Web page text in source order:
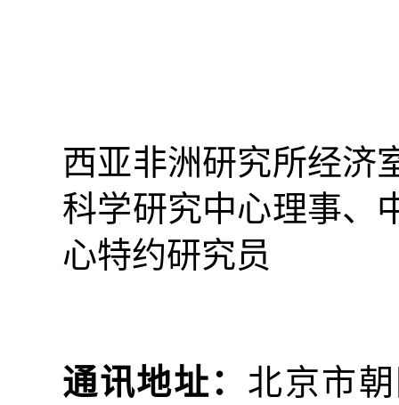
西亚非洲研究所经济
科学研究中心理事、
心特约研究员
通讯地址： 北京市